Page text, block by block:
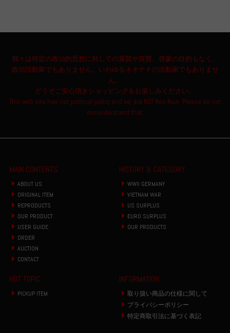
我々は特定の政治的思想に対しての翼賛や賞賛、啓蒙の目的もなく、
政治活動家でもありません。いわゆるネオナチの活動家でもありませ
ん。
どうぞご安心頂きショッピングをお楽しみください。
This web site has not political policy and we are NOT Neo Nazi. Please do not
misunderstand that.
MAIN CONTENTS
ABOUT US
ORIGINAL ITEM
REPRODUCTS
OUR PRODUCT
USER GUIDE
ORDER
AUCTION
CONTACT
HISTORY & CATEGORY
WWII GERMANY
VIETNAM WAR
US SURPLUS
EURO SURPLUS
OUR PRODUCTS
HOT TOPIC
PICKUP ITEM
INFORMATION
取り扱い商品の仕様に関して
プライバシーポリシー
特定商取引法に基づく表記